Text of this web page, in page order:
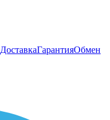
ДоставкаГарантияОбмен